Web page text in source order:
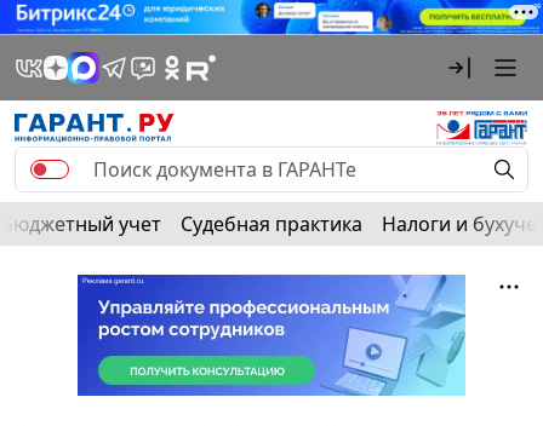
Бюджетный учет Судебная практика Налоги и